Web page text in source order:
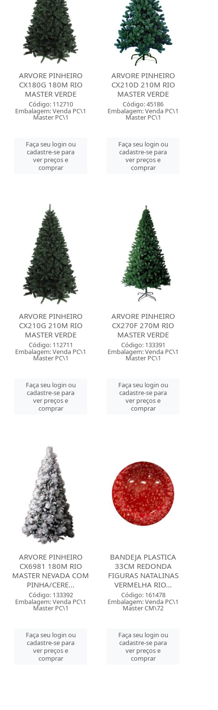
ARVORE PINHEIRO
CX180G 180M RIO
MASTER VERDE
Código: 112710
Embalagem: Venda PC\1
Master PC\1
Faça seu login ou
cadastre-se para
ver preços e
comprar
ARVORE PINHEIRO
CX210D 210M RIO
MASTER VERDE
Código: 45186
Embalagem: Venda PC\1
Master PC\1
Faça seu login ou
cadastre-se para
ver preços e
comprar
ARVORE PINHEIRO
CX210G 210M RIO
MASTER VERDE
Código: 112711
Embalagem: Venda PC\1
Master PC\1
Faça seu login ou
cadastre-se para
ver preços e
comprar
ARVORE PINHEIRO
CX270F 270M RIO
MASTER VERDE
Código: 133391
Embalagem: Venda PC\1
Master PC\1
Faça seu login ou
cadastre-se para
ver preços e
comprar
ARVORE PINHEIRO
CX6981 180M RIO
MASTER NEVADA COM
PINHA/CERE...
Código: 133392
Embalagem: Venda PC\1
Master PC\1
Faça seu login ou
cadastre-se para
ver preços e
comprar
BANDEJA PLASTICA
33CM REDONDA
FIGURAS NATALINAS
VERMELHA RIO...
Código: 161478
Embalagem: Venda PC\1
Master CM\72
Faça seu login ou
cadastre-se para
ver preços e
comprar